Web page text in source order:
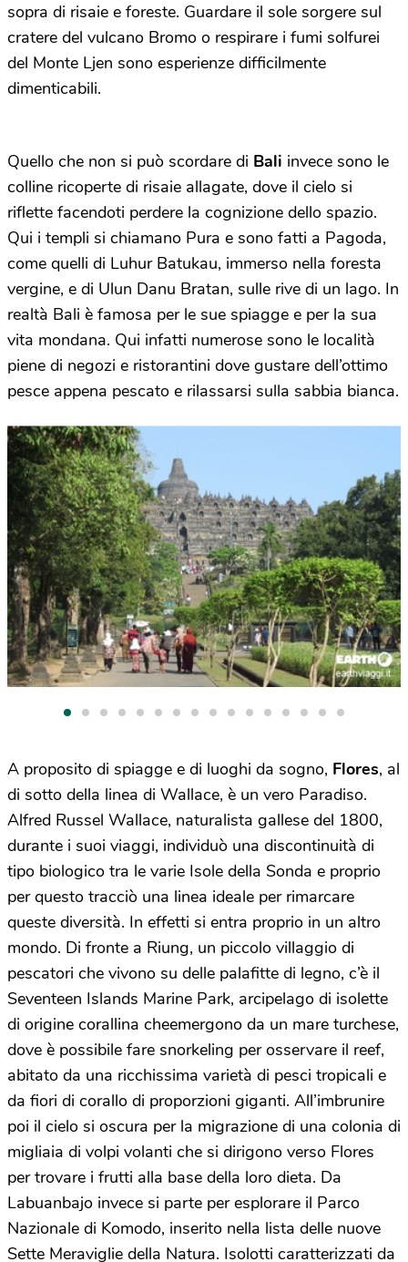
sopra di risaie e foreste. Guardare il sole sorgere sul
cratere del vulcano Bromo o respirare i fumi solfurei
del Monte Ljen sono esperienze difficilmente
dimenticabili.
Quello che non si può scordare di Bali invece sono le
colline ricoperte di risaie allagate, dove il cielo si
riflette facendoti perdere la cognizione dello spazio.
Qui i templi si chiamano Pura e sono fatti a Pagoda,
come quelli di Luhur Batukau, immerso nella foresta
vergine, e di Ulun Danu Bratan, sulle rive di un lago. In
realtà Bali è famosa per le sue spiagge e per la sua
vita mondana. Qui infatti numerose sono le località
piene di negozi e ristorantini dove gustare dell’ottimo
pesce appena pescato e rilassarsi sulla sabbia bianca.
A proposito di spiagge e di luoghi da sogno, Flores, al
di sotto della linea di Wallace, è un vero Paradiso.
Alfred Russel Wallace, naturalista gallese del 1800,
durante i suoi viaggi, individuò una discontinuità di
tipo biologico tra le varie Isole della Sonda e proprio
per questo tracciò una linea ideale per rimarcare
queste diversità. In effetti si entra proprio in un altro
mondo. Di fronte a Riung, un piccolo villaggio di
pescatori che vivono su delle palafitte di legno, c’è il
Seventeen Islands Marine Park, arcipelago di isolette
di origine corallina cheemergono da un mare turchese,
dove è possibile fare snorkeling per osservare il reef,
abitato da una ricchissima varietà di pesci tropicali e
da fiori di corallo di proporzioni giganti. All’imbrunire
poi il cielo si oscura per la migrazione di una colonia di
migliaia di volpi volanti che si dirigono verso Flores
per trovare i frutti alla base della loro dieta. Da
Labuanbajo invece si parte per esplorare il Parco
Nazionale di Komodo, inserito nella lista delle nuove
Sette Meraviglie della Natura. Isolotti caratterizzati da